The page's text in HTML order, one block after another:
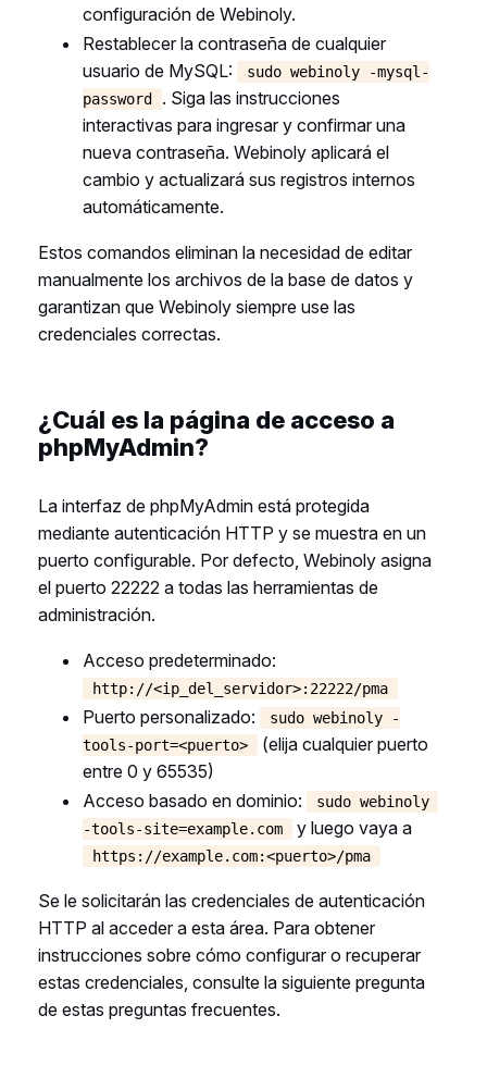
configuración de Webinoly.
Restablecer la contraseña de cualquier
usuario de MySQL:
sudo webinoly -mysql-
password
. Siga las instrucciones
interactivas para ingresar y confirmar una
nueva contraseña. Webinoly aplicará el
cambio y actualizará sus registros internos
automáticamente.
Estos comandos eliminan la necesidad de editar
manualmente los archivos de la base de datos y
garantizan que Webinoly siempre use las
credenciales correctas.
¿Cuál es la página de acceso a
phpMyAdmin?
La interfaz de phpMyAdmin está protegida
mediante autenticación HTTP y se muestra en un
puerto configurable. Por defecto, Webinoly asigna
el puerto 22222 a todas las herramientas de
administración.
Acceso predeterminado:
http://<ip_del_servidor>:22222/pma
Puerto personalizado:
sudo webinoly -
tools-port=<puerto>
(elija cualquier puerto
entre 0 y 65535)
Acceso basado en dominio:
sudo webinoly
-tools-site=example.com
y luego vaya a
https://example.com:<puerto>/pma
Se le solicitarán las credenciales de autenticación
HTTP al acceder a esta área. Para obtener
instrucciones sobre cómo configurar o recuperar
estas credenciales, consulte la siguiente pregunta
de estas preguntas frecuentes.